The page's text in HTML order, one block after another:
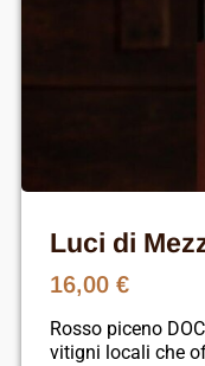
Luci di
16,00 €
Rosso piceno
vitigni locali che